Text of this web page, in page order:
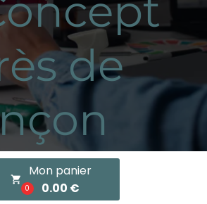
de
local_grocery_store
0
Mon panier
0.00 €